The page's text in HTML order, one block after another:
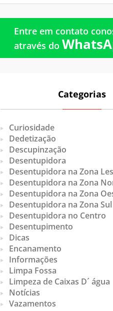
Entre em contato
através do
Categorias
Curiosidade
Dedetização
Descupinzação
Desentupidora
Desentupidora na Zona
Desentupidora na Zona
Desentupidora na Zona
Desentupidora na Zona Sul
Desentupidora no Centro
Desentupimento
Dicas
Encanamento
Informações
Limpa Fossa
Limpeza de Caixas D´ água
Notícias
Vazamentos